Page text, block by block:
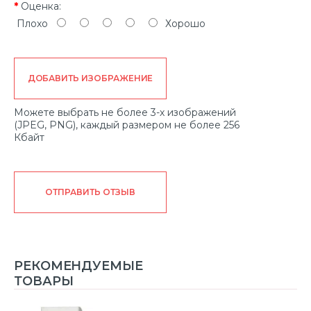
Оценка:
Плохо
Хорошо
ДОБАВИТЬ ИЗОБРАЖЕНИЕ
Можете выбрать не более 3-х изображений
(JPEG, PNG), каждый размером не более 256
Кбайт
ОТПРАВИТЬ ОТЗЫВ
РЕКОМЕНДУЕМЫЕ
ТОВАРЫ